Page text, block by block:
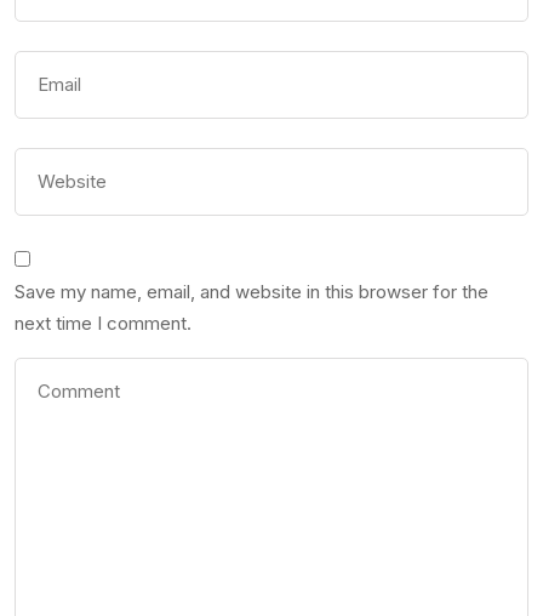
Save my name, email, and website in this browser for the
next time I comment.